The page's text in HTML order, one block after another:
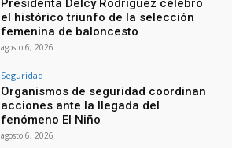
Presidenta Delcy Rodríguez celebró
el histórico triunfo de la selección
femenina de baloncesto
agosto 6, 2026
Seguridad
Organismos de seguridad coordinan
acciones ante la llegada del
fenómeno El Niño
agosto 6, 2026